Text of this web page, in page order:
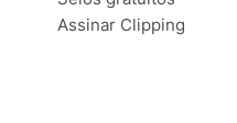
Assinar Clipping